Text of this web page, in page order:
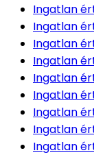
Ingatlan
Ingatlan
Ingatlan
Ingatlan
Ingatlan
Ingatlan
Ingatlan
Ingatlan
Ingatlan